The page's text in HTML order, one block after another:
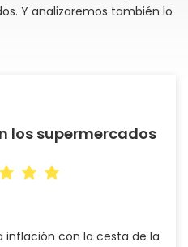
Y analizaremos también lo
los supermercados
inflación con la cesta de la